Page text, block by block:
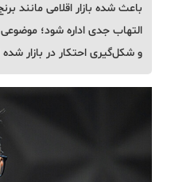
باعث شده بازار اقلامی مانند
التهاب جدی اداره شود؛
و شکل‌گیری احتکار در بازار